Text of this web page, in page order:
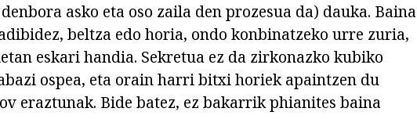
asko eta oso zaila den prozesua da) dauka. Baina
beltza edo horia, ondo konbinatzeko urre zuria,
eskari handia. Sekretua ez da zirkonazko kubiko
ospea, eta orain harri bitxi horiek apaintzen du
eraztunak. Bide batez, ez bakarrik phianites baina